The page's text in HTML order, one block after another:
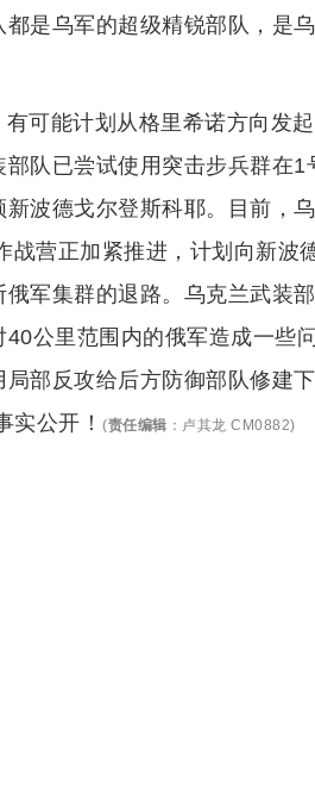
是乌军的超级精锐部队，是
可能计划从格里希诺方向发
队已尝试使用突击步兵群在1
波德戈尔登斯科耶。目前，
营正加紧推进，计划向新波
军集群的退路。乌克兰武装
公里范围内的俄军造成一些
部反攻给后方防御部队修建
实公开！ (责任编辑 ： 卢其龙 CM0882)